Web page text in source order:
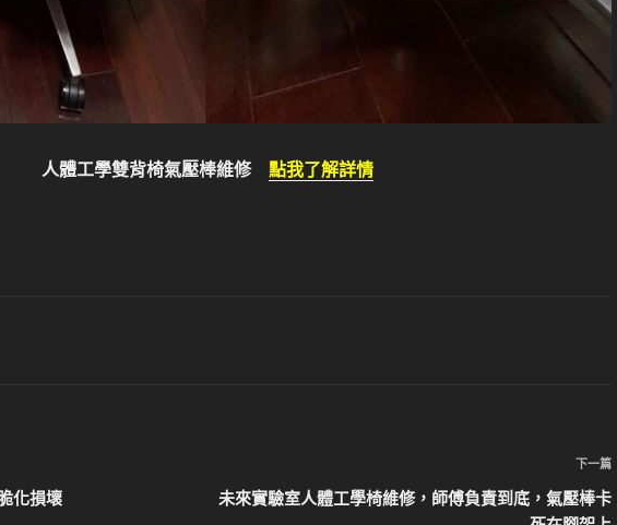
人體工學雙背椅氣壓棒維修 點我了解詳情
化損壞
下
一
下一篇
未來實驗室人體工學椅維修，師傅負責到底，氣壓棒卡